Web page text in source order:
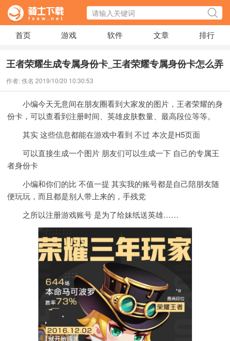
首页 游戏 软件 文章 排行
王者荣耀生成专属身份卡_王者荣耀专属身份卡怎么弄
作者: 佚名 2019/10/20 10:30:53
小编今天无意间在朋友圈看到大家发的图片，王者荣耀的身
份卡，可以查看到注册时间、英雄皮肤数量、最高段位等等。
其实 这些信息都能在游戏中看到 不过 本次是H5页面
可以直接生成一个图片 朋友们可以生成一下 自己的专属王
者身份卡
小编和你们的比 不值一提 其实我的账号都是自己陪朋友随
便玩玩，而且都是别人带上来的，手残党
之所以注册游戏账号 是为了给妹纸送英雄……